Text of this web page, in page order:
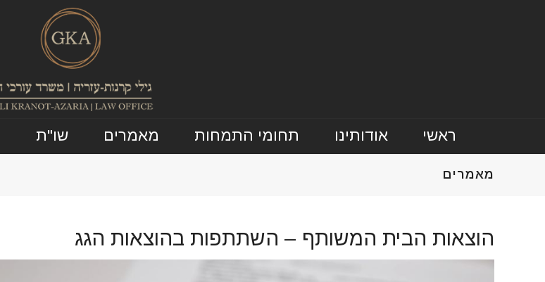
ראשי אודותינו תחומי התמחות מאמרים שו"ת
מאמרים
הוצאות הבית המשותף – השתתפות בהוצאות הגג